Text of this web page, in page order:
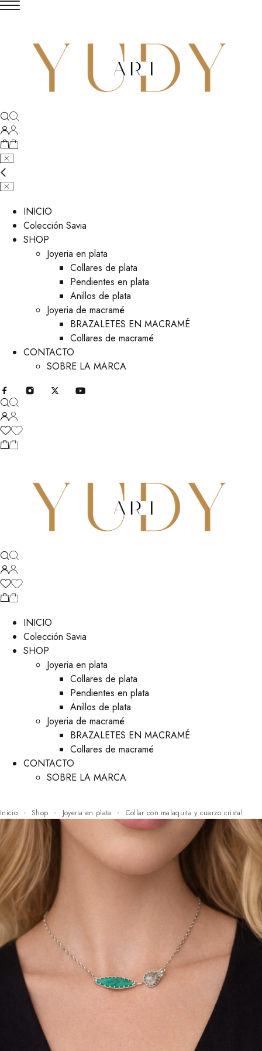
INICIO
Colección Savia
SHOP
Joyeria en plata
Collares de plata
Pendientes en plata
Anillos de plata
Joyeria de macramé
BRAZALETES EN MACRAMÉ
Collares de macramé
CONTACTO
SOBRE LA MARCA
INICIO
Colección Savia
SHOP
Joyeria en plata
Collares de plata
Pendientes en plata
Anillos de plata
Joyeria de macramé
BRAZALETES EN MACRAMÉ
Collares de macramé
CONTACTO
SOBRE LA MARCA
Inicio Shop Joyeria en plata Collar con malaquita y cuarzo cristal